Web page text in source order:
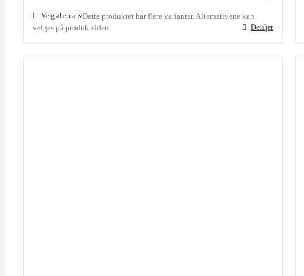
Velg alternativDette produktet har flere varianter. Alternativene kan
velges på produktsiden
Detaljer